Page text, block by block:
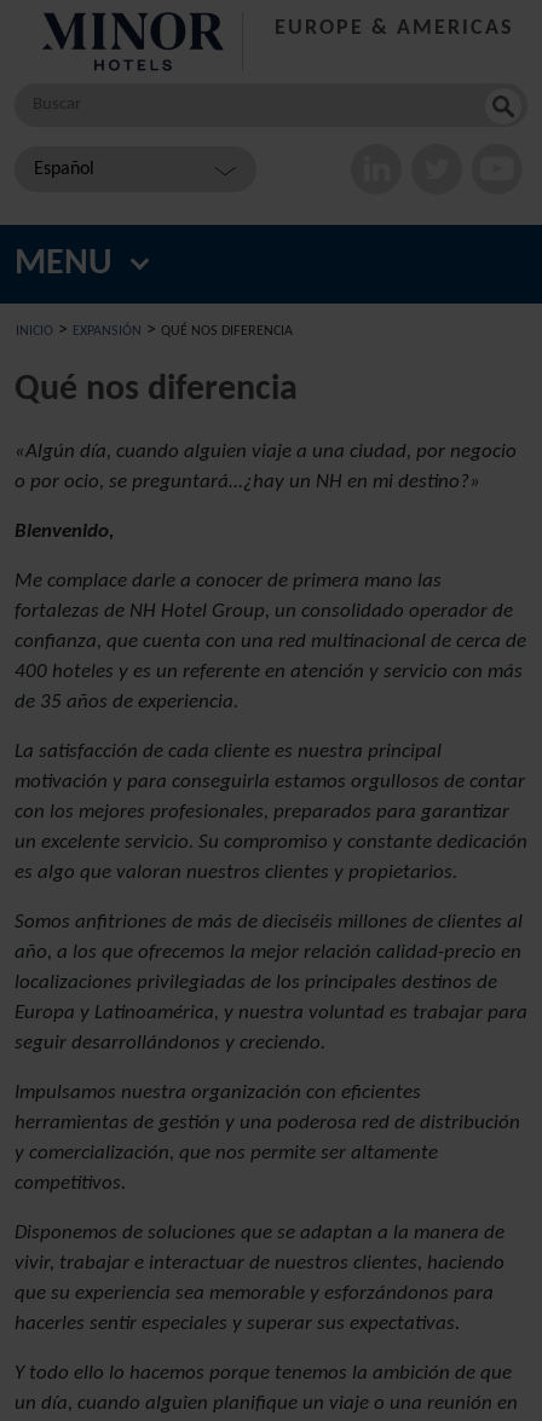
EUROPE & AMERICAS
Buscar
Español
MENU
INICIO > EXPANSIÓN > QUÉ NOS DIFERENCIA
Qué nos diferencia
«Algún día, cuando alguien viaje a una ciudad, por negocio
o por ocio, se preguntará…¿hay un NH en mi destino?»
Bienvenido,
Me complace darle a conocer de primera mano las
fortalezas de NH Hotel Group, un consolidado operador de
confianza, que cuenta con una red multinacional de cerca de
400 hoteles y es un referente en atención y servicio con más
de 35 años de experiencia.
La satisfacción de cada cliente es nuestra principal
motivación y para conseguirla estamos orgullosos de contar
con los mejores profesionales, preparados para garantizar
un excelente servicio. Su compromiso y constante dedicación
es algo que valoran nuestros clientes y propietarios.
Somos anfitriones de más de dieciséis millones de clientes al
año, a los que ofrecemos la mejor relación calidad-precio en
localizaciones privilegiadas de los principales destinos de
Europa y Latinoamérica, y nuestra voluntad es trabajar para
seguir desarrollándonos y creciendo.
Impulsamos nuestra organización con eficientes
herramientas de gestión y una poderosa red de distribución
y comercialización, que nos permite ser altamente
competitivos.
Disponemos de soluciones que se adaptan a la manera de
vivir, trabajar e interactuar de nuestros clientes, haciendo
que su experiencia sea memorable y esforzándonos para
hacerles sentir especiales y superar sus expectativas.
Y todo ello lo hacemos porque tenemos la ambición de que
un día, cuando alguien planifique un viaje o una reunión en